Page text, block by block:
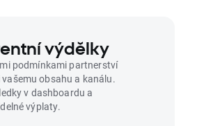
výdělky
podmínkami partnerství
obsahu a kanálu.
v dashboardu a
výplaty.